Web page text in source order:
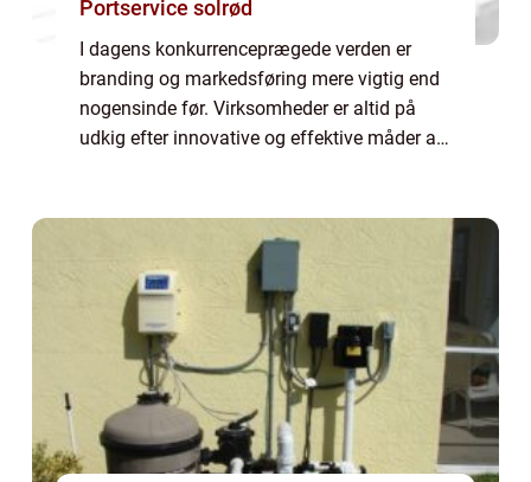
Portservice solrød
I dagens konkurrenceprægede verden er
branding og markedsføring mere vigtig end
nogensinde før. Virksomheder er altid på
udkig efter innovative og effektive måder at